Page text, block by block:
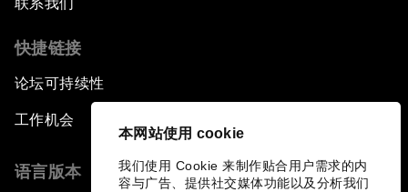
本网站使用 cookie
我们使用 Cookie 来制作贴合用户需求的内
容与广告、提供社交媒体功能以及分析我们
快捷链接
论坛可持续性
工作机会
语言版本